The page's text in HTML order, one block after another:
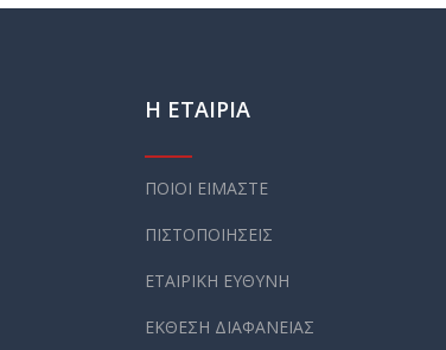
Η ΕΤΑΙΡΙΑ
ΠΟΙΟΙ ΕΙΜΑΣΤΕ
ΠΙΣΤΟΠΟΙΗΣΕΙΣ
ΕΤΑΙΡΙΚΗ ΕΥΘΥΝΗ
ΕΚΘΕΣΗ ΔΙΑΦΑΝΕΙΑΣ